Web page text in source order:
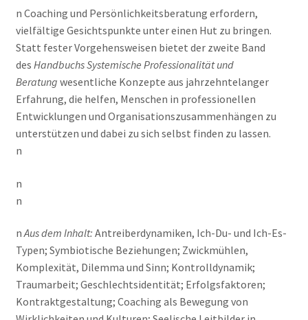
n Coaching und Persönlichkeitsberatung erfordern,
vielfältige Gesichtspunkte unter einen Hut zu bringen.
Statt fester Vorgehensweisen bietet der zweite Band
des Handbuchs Systemische Professionalität und
Beratung wesentliche Konzepte aus jahrzehntelanger
Erfahrung, die helfen, Menschen in professionellen
Entwicklungen und Organisationszusammenhängen zu
unterstützen und dabei zu sich selbst finden zu lassen.
n
n
n
nAus dem Inhalt: Antreiberdynamiken, Ich-Du- und Ich-Es-
Typen; Symbiotische Beziehungen; Zwickmühlen,
Komplexität, Dilemma und Sinn; Kontrolldynamik;
Traumarbeit; Geschlechtsidentität; Erfolgsfaktoren;
Kontraktgestaltung; Coaching als Bewegung von